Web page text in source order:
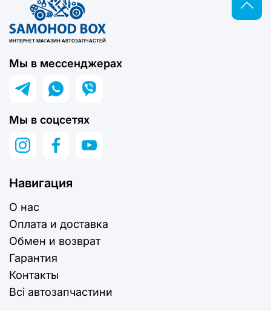
ИНТЕРНЕТ МАГАЗИН АВТОЗАПЧАСТЕЙ
Мы в мессенджерах
Мы в соцсетях
Навигация
О нас
Оплата и доставка
Обмен и возврат
Гарантия
Контакты
Всі автозапчастини